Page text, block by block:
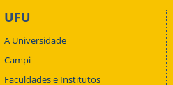
UFU
A Universidade
Campi
Faculdades e Institutos